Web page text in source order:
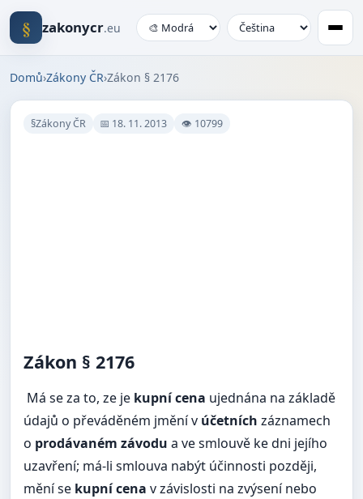
§ zakonycr.eu
Domů›Zákony ČR›Zákon § 2176
§Zákony ČR 📅 18. 11. 2013 👁 10799
Zákon § 2176
Má se za to, ze je kupní cena ujednána na základě
údajů o převáděném jmění v účetních záznamech
o prodávaném závodu a ve smlouvě ke dni jejího
uzavření; má-li smlouva nabýt účinnosti později,
mění se kupní cena v závislosti na zvýsení nebo